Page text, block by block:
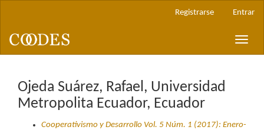
principal
Barra
Registrarse Entrar
Toggle
Ojeda Suárez, Rafael, Universidad
Metropolita Ecuador, Ecuador
Cooperativismo y Desarrollo Vol. 5 Núm. 1 (2017): Enero-